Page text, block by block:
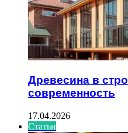
Древесина в
современность
17.04.2026
Статьи